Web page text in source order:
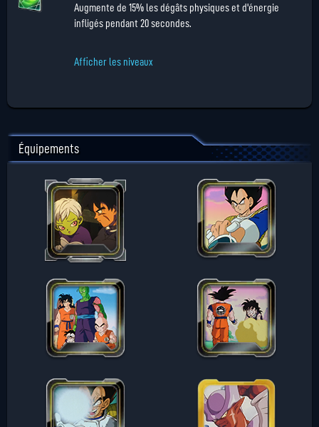
Augmente de 15% les dégâts physiques et d'énergie
infligés pendant 20 secondes.
Afficher les niveaux
Équipements